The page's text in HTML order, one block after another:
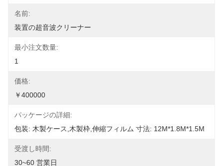
名前:
装置の超音波クリーナー
最小注文数量:
1
価格:
￥400000
パッケージの詳細:
包装: 木製ケース,木製枠,伸縮フィルム 寸法: 12M*1.8M*1.5M
受渡し時間:
30~60 営業日